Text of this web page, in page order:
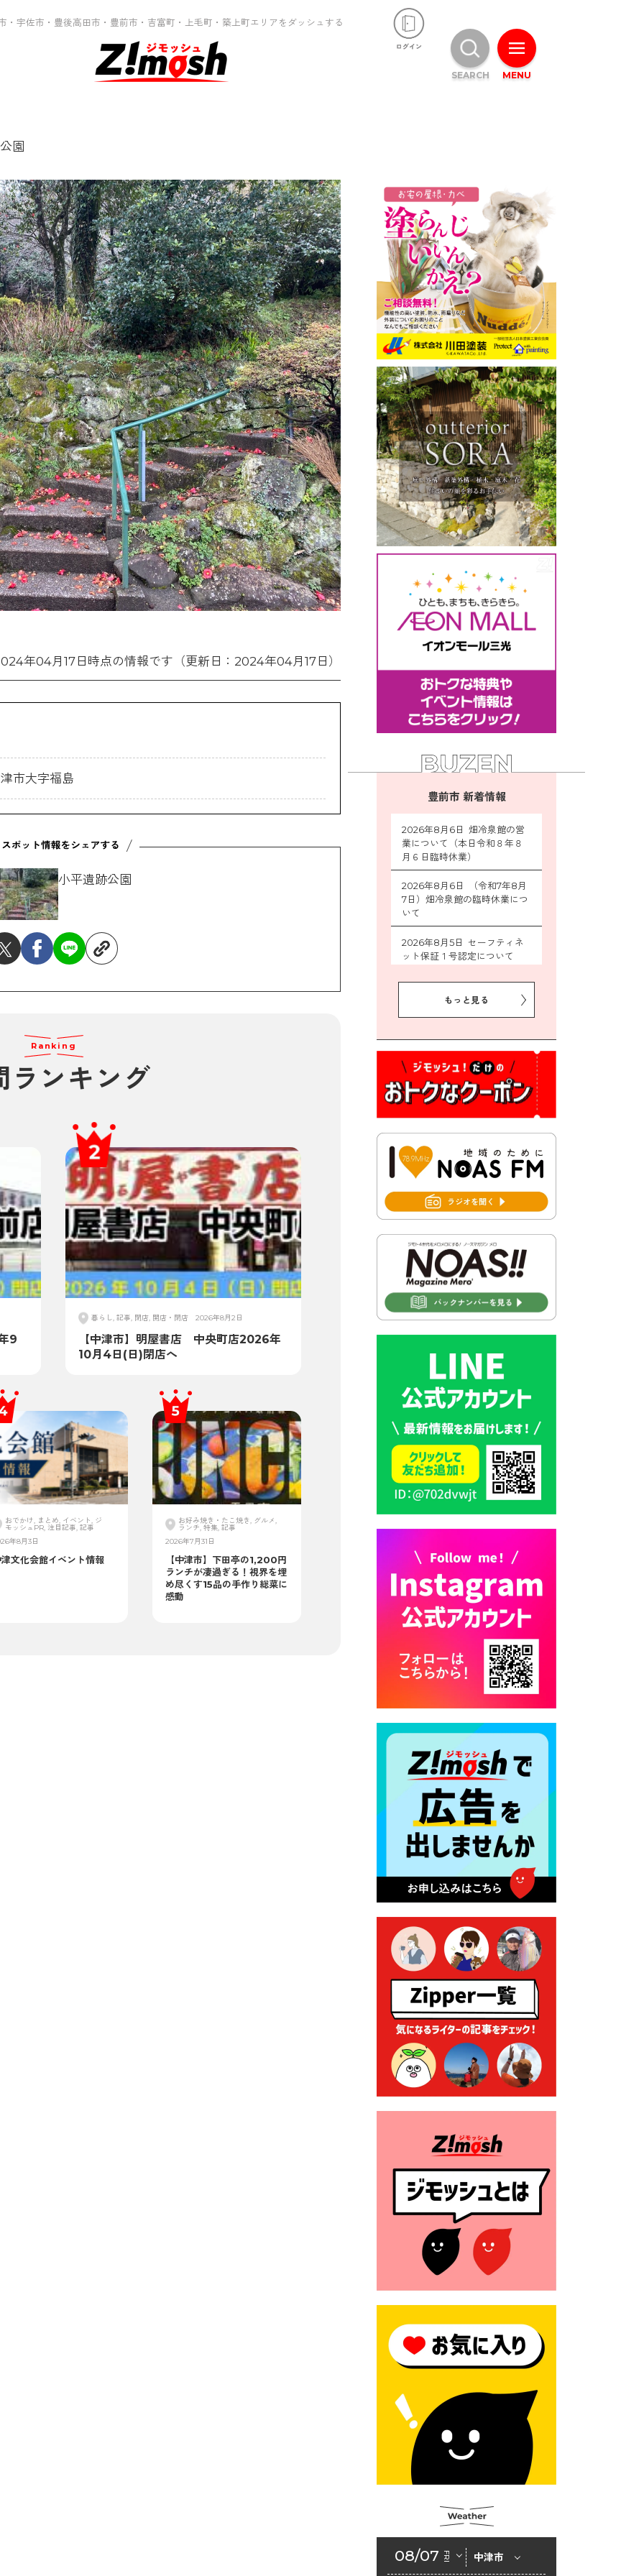
・宇佐市・豊後高田市・豊前市・吉富町・上毛町・築上町エリアをダッシュする
園
年04月17日時点の情報です（更新日：2024年04月17日）
市大字福島
小平遺跡公園
Ranking
ランキング
9
暮らし, 記事, 閉店, 開店・閉店 2026年8月2日
【中津市】明屋書店 中央町店2026年
10月4日(日)閉店へ
おでかけ, まとめ, イベント, ジ
モッシュPR, 注目記事, 記事
年8月3日
文化会館イベント情報
お好み焼き・たこ焼き, グルメ,
ランチ, 特集, 記事
2026年7月31日
【中津市】下田亭の1,200円
ランチが凄過ぎる！視界を埋
め尽くす15品の手作り総菜に
感動
豊前市 新着情報
2026年8月6日 畑冷泉館の営
業について（本日令和８年８
月６日臨時休業）
2026年8月6日 （令和7年8月
7日）畑冷泉館の臨時休業につ
いて
2026年8月5日 セーフティネ
ット保証１号認定について
2026年8月5日 豊前市プレミ
アム付き商品券事業に関する
2026年8月5日 豊前市クリー
2026年8月3日 千束地域づく
り協議会
集！
地震義援金の受付について
総合計画後期基本計画策定業
務委託に係る質問回答につい
て
2026年7月31日 市税等の納付
書が変わります！
中学校の進捗状況について
2026年7月30日 豊前市立学校
再編成準備協議会
2026年7月30日 豊前市立学校
紹介≪再編計画の見直しにつ
いて≫
2026年7月29日 豊前市指定ご
み袋販売のお知らせ
催決定！
2026年7月28日 ごみ収集日の
お知らせ
2026年7月28日 令和8年度
京築地区水道企業団職員採用
試験（募集）
2026年7月27日 マイナンバー
カード交付に伴う休日および
平日夜間開庁の案内
2026年7月22日 令和８年度
「こども文化パスポート事
業」
2026年7月21日 卜仙の郷 お
盆期間の営業時間のお知らせ
2026年7月17日 バス経路検索
のご利用案内
2026年7月10日 台湾伝統音楽
団体 「北埔八音団・楽善軒」
公演開催のお知らせ
2026年7月9日 クラウドファ
ンディング型ふるさと納税の
実施について
2026年7月9日 農地法等に係
る各種申請に係る登記事項証
明書の添付省略について
2026年7月9日 廃食用油の回
収
2026年7月7日 「おゆずりコ
2026年7月1日 豊前市民プール
一般開放
2026年7月1日 「豊前市定住促
進奨励金」が始まります！
（令和８年４月１日施行）
2026年6月25日 指定ごみ袋価
格改定
2026年6月23日 公告一覧（市
市佐野・則尾育英会奨学生募
集の「てびき」
2026年6月18日 セアカゴケグ
モにご注意ください！
2026年6月17日 クーリングシ
ェルターの指定
センサス-活動調査
回定例会「一般質問一覧表」
もっと見る
08/07 FRI 中津市
MENU
SEARCH